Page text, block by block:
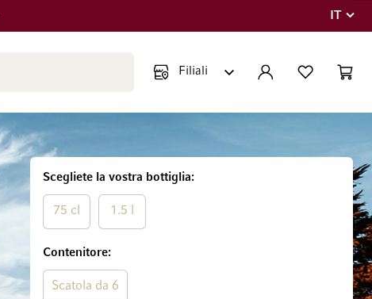
Lingua
IT
ACCOUNT LISTA DEI CART
Scegliete la vostra bottiglia
75 cl 1.5 l
Contenitore
Scatola da 6